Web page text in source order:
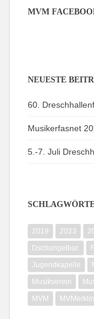
MVM
NEUESTE
60.
Musikerfasnet
5.-7. Juli
2019 2023
Dschungelbar.
Jugendkapelle
Musikverein
MVM